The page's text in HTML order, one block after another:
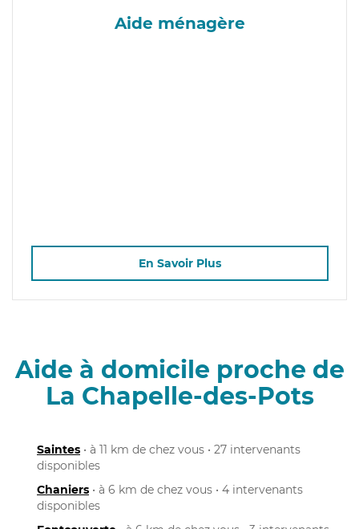
Aide ménagère
En Savoir Plus
Aide à domicile proche de
La Chapelle-des-Pots
Saintes • à 11 km de chez vous • 27 intervenants
disponibles
Chaniers • à 6 km de chez vous • 4 intervenants
disponibles